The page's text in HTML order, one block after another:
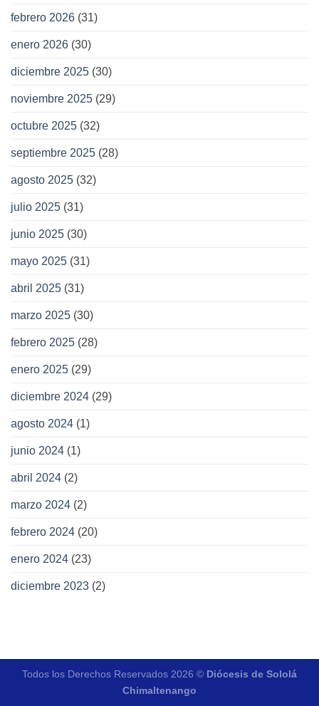
febrero 2026 (31)
enero 2026 (30)
diciembre 2025 (30)
noviembre 2025 (29)
octubre 2025 (32)
septiembre 2025 (28)
agosto 2025 (32)
julio 2025 (31)
junio 2025 (30)
mayo 2025 (31)
abril 2025 (31)
marzo 2025 (30)
febrero 2025 (28)
enero 2025 (29)
diciembre 2024 (29)
agosto 2024 (1)
junio 2024 (1)
abril 2024 (2)
marzo 2024 (2)
febrero 2024 (20)
enero 2024 (23)
diciembre 2023 (2)
Todos los Derechos Reservados 2026 © Diócesis de Sololá
Chimaltenango